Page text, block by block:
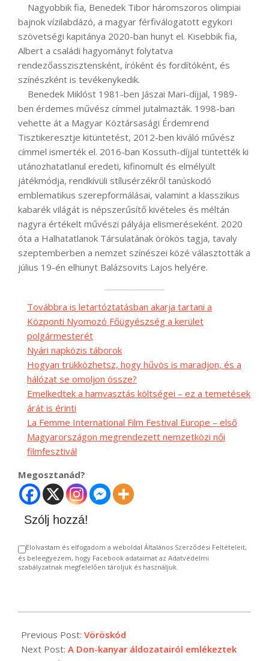
Nagyobbik fia, Benedek Tibor háromszoros olimpiai
bajnok vízilabdázó, a magyar férfiválogatott egykori
szövetségi kapitánya 2020-ban hunyt el. Kisebbik fia,
Albert a családi hagyományt folytatva
rendezőasszisztensként, íróként és fordítóként, és
színészként is tevékenykedik.
Benedek Miklóst 1981-ben Jászai Mari-díjjal, 1989-
ben érdemes művész címmel jutalmazták. 1998-ban
vehette át a Magyar Köztársasági Érdemrend
Tisztikeresztje kitüntetést, 2012-ben kiváló művész
címmel ismerték el. 2016-ban Kossuth-díjjal tüntették ki
utánozhatatlanul eredeti, kifinomult és elmélyült
játékmódja, rendkívüli stílusérzékről tanúskodó
emblematikus szerepformálásai, valamint a klasszikus
kabarék világát is népszerűsítő kivételes és méltán
nagyra értékelt művészi pályája elismeréseként. 2020
óta a Halhatatlanok Társulatának örökös tagja, tavaly
szeptemberben a nemzet színészei közé választották a
július 19-én elhunyt Balázsovits Lajos helyére.
Továbbra is letartóztatásban akarja tartani a
Központi Nyomozó Főügyészség a kerület
polgármesterét
Nyári napközis táborok
Hogyan trükközhetsz, hogy hűvös is maradjon, és a
hálózat se omoljon össze?
Emelkedtek a hamvasztás költségei – ez a temetések
árát is érinti
La Femme International Film Festival Europe – első
Magyarországon megrendezett nemzetközi női
filmfesztivál
Megosztanád?
Szólj hozzá!
Elolvastam és elfogadom a weboldal Általános Szerződési Feltételeit,
és beleegyezem, hogy Facebook adataimat az Adatvédelmi
szabályzatnak megfelelően tároljuk és használjuk.
01-
10
Previous Post: Vöröskód
Next Post: A Don-kanyar áldozatairól emlékeztek